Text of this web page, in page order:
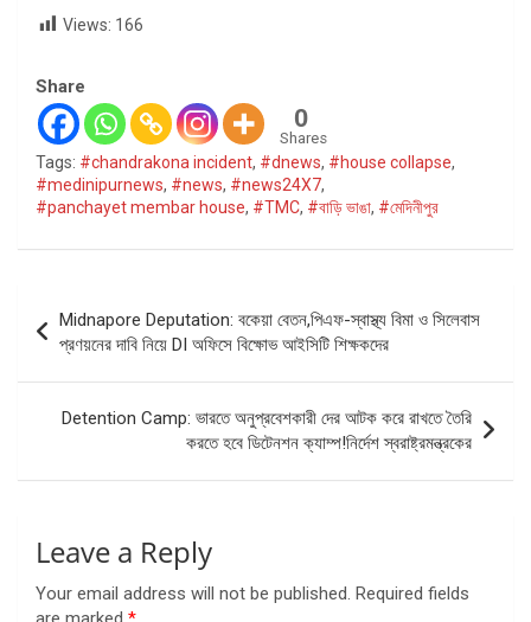
Views: 166
Share
0
Shares
Tags: #chandrakona incident, #dnews, #house collapse,
#medinipurnews, #news, #news24X7,
#panchayet membar house, #TMC, #বাড়ি ভাঙা, #মেদিনীপুর
Post
navigation
Midnapore Deputation: বকেয়া বেতন,পিএফ-স্বাস্থ্য বিমা ও সিলেবাস
প্রণয়নের দাবি নিয়ে DI অফিসে বিক্ষোভ আইসিটি শিক্ষকদের
Detention Camp: ভারতে অনুপ্রবেশকারী দের আটক করে রাখতে তৈরি
করতে হবে ডিটেনশন ক্যাম্প!নির্দেশ স্বরাষ্ট্রমন্ত্রকের
Leave a Reply
Your email address will not be published. Required fields